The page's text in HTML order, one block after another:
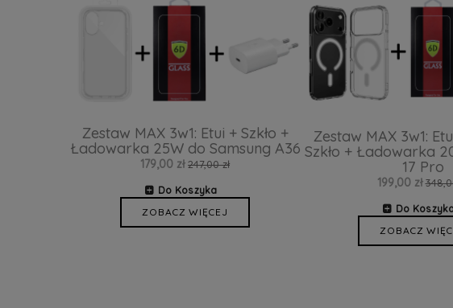
Zestaw MAX 3w1: Etui + Szkło +
Ładowarka 25W do Samsung A36
179,00 zł 247,00 zł
Do Koszyka
ZOBACZ WIĘCEJ
Zestaw MAX 3w1:
Szkło + Ładowarka
17 Pro
199,00 zł
Do
ZOBACZ